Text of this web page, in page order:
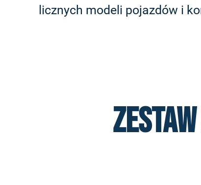
licznych modeli pojazdów i